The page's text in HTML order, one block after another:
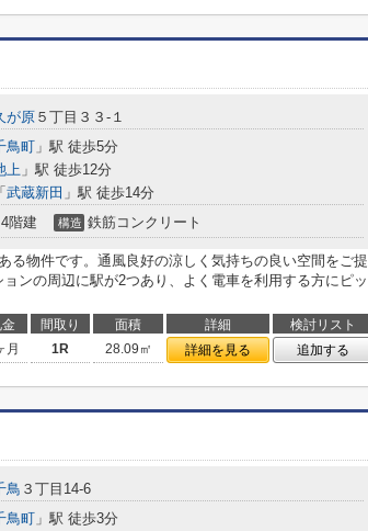
が原 ５丁目３３-１
鳥町 」駅 徒歩5分
上 」駅 徒歩12分
「 武蔵新田 」駅 徒歩14分
4階建 構造 鉄筋コンクリート
る物件です。通風良好の涼しく気持ちの良い空間をご提
ンの周辺に駅が2つあり、よく電車を利用する方にピッ
間取り 面積 詳細
検討リスト
月 1R 28.09㎡ 詳細を見る 追加する
鳥 ３丁目14-6
鳥町 」駅 徒歩3分